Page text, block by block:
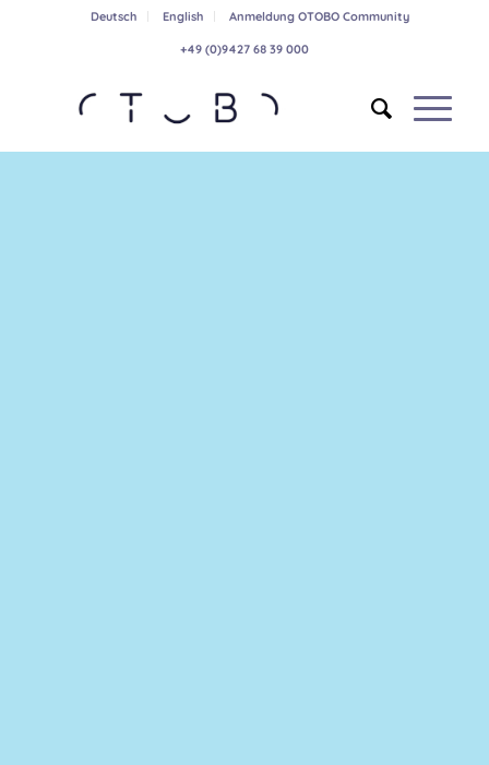
Deutsch English Anmeldung OTOBO Community
+49 (0)9427 68 39 000